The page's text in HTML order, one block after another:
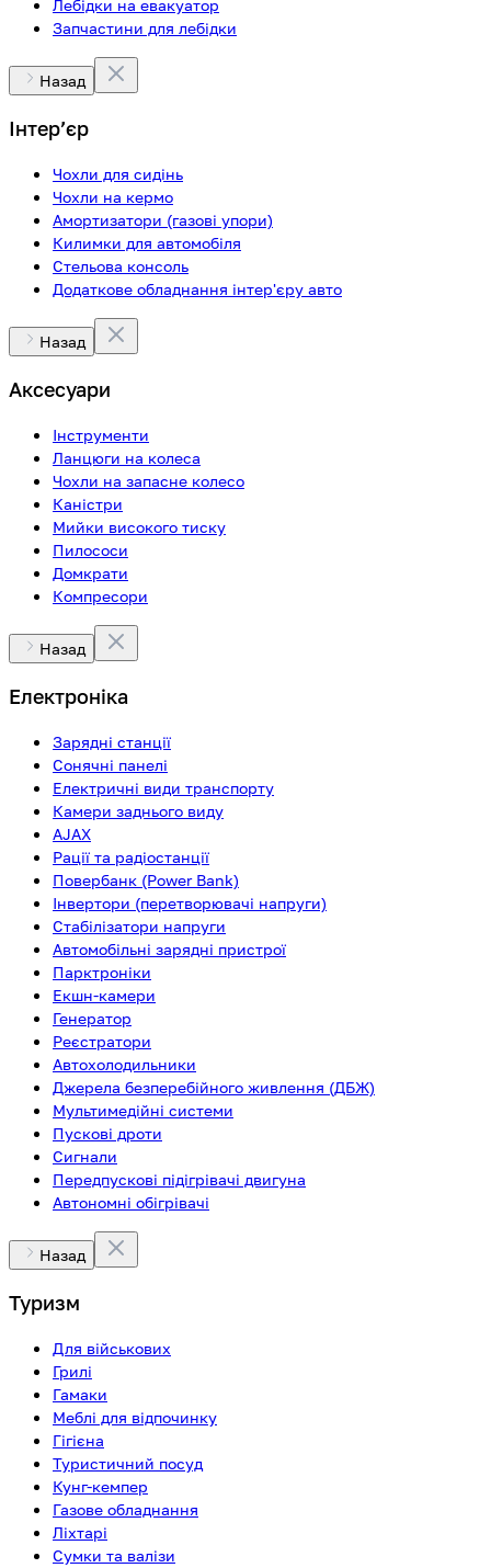
Лебідки на евакуатор
Запчастини для лебідки
Назад
Інтерʼєр
Чохли для сидінь
Чохли на кермо
Амортизатори (газові упори)
Килимки для автомобіля
Стельова консоль
Додаткове обладнання інтер'єру авто
Назад
Аксесуари
Інструменти
Ланцюги на колеса
Чохли на запасне колесо
Каністри
Мийки високого тиску
Пилососи
Домкрати
Компресори
Назад
Електроніка
Зарядні станції
Сонячні панелі
Електричні види транспорту
Камери заднього виду
AJAX
Рації та радіостанції
Повербанк (Power Bank)
Інвертори (перетворювачі напруги)
Стабілізатори напруги
Автомобільні зарядні пристрої
Парктроніки
Екшн-камери
Генератор
Реєстратори
Автохолодильники
Джерела безперебійного живлення (ДБЖ)
Мультимедійні системи
Пускові дроти
Сигнали
Передпускові підігрівачі двигуна
Автономні обігрівачі
Назад
Туризм
Для військових
Грилі
Гамаки
Меблі для відпочинку
Гігієна
Туристичний посуд
Кунг-кемпер
Газове обладнання
Ліхтарі
Сумки та валізи